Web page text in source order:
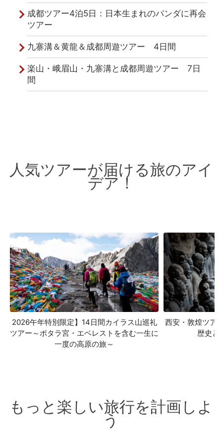
成都ツアー4泊5日：日本生まれのパンダに再会
ツアー
九寨溝＆黄龍＆成都周遊ツアー 4日間
楽山・峨眉山・九寨溝と成都周遊ツアー 7日
間
人気ツアーが届ける旅のアイ
デア！
2026午年特別限定】14日間カイラス山巡礼
ツアー～ポタラ宮・エベレストを含む一生に
一度の高原の旅～
西安・敦煌ツア
歴史と
もっと楽しい旅行を計画しよ
う